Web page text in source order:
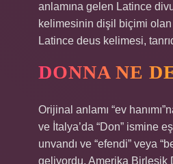
anlamına gelen Latince
kelimesinin dişil biçimi olan
Latince deus kelimesi,
DONNA NE
Orijinal anlamı “ev
ve İtalya’da “Don” ismine
unvandı ve “efendi” veya
geliyordu. Amerika Birleşik